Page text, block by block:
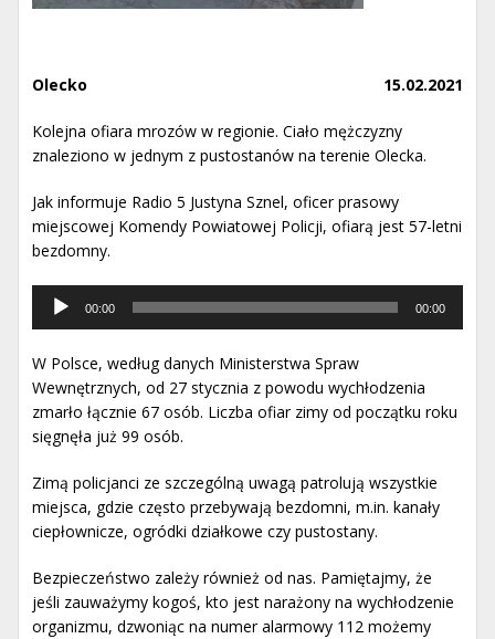
15.02.2021
Olecko
Kolejna ofiara mrozów w regionie. Ciało mężczyzny
znaleziono w jednym z pustostanów na terenie Olecka.
Jak informuje Radio 5 Justyna Sznel, oficer prasowy
miejscowej Komendy Powiatowej Policji, ofiarą jest 57-letni
bezdomny.
Odtwarzacz
muzyki
00:00 00:00
W Polsce, według danych Ministerstwa Spraw
Wewnętrznych, od 27 stycznia z powodu wychłodzenia
zmarło łącznie 67 osób. Liczba ofiar zimy od początku roku
sięgnęła już 99 osób.
Zimą policjanci ze szczególną uwagą patrolują wszystkie
miejsca, gdzie często przebywają bezdomni, m.in. kanały
ciepłownicze, ogródki działkowe czy pustostany.
Bezpieczeństwo zależy również od nas. Pamiętajmy, że
jeśli zauważymy kogoś, kto jest narażony na wychłodzenie
organizmu, dzwoniąc na numer alarmowy 112 możemy